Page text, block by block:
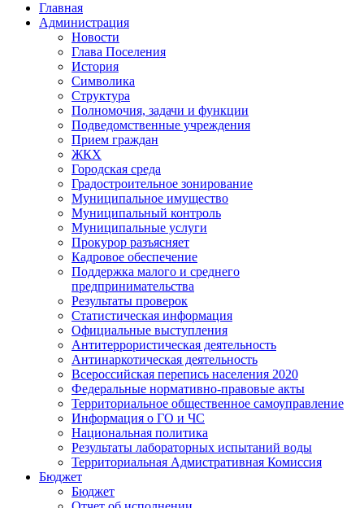
Главная
Администрация
Новости
Глава Поселения
История
Символика
Структура
Полномочия, задачи и функции
Подведомственные учреждения
Прием граждан
ЖКХ
Городская среда
Градостроительное зонирование
Муниципальное имущество
Муниципальный контроль
Муниципальные услуги
Прокурор разъясняет
Кадровое обеспечение
Поддержка малого и среднего
предпринимательства
Результаты проверок
Статистическая информация
Официальные выступления
Антитеррористическая деятельность
Антинаркотическая деятельность
Всероссийская перепись населения 2020
Федеральные нормативно-правовые акты
Территориальное общественное самоуправление
Информация о ГО и ЧС
Национальная политика
Результаты лабораторных испытаний воды
Территориальная Адмистративная Комиссия
Бюджет
Бюджет